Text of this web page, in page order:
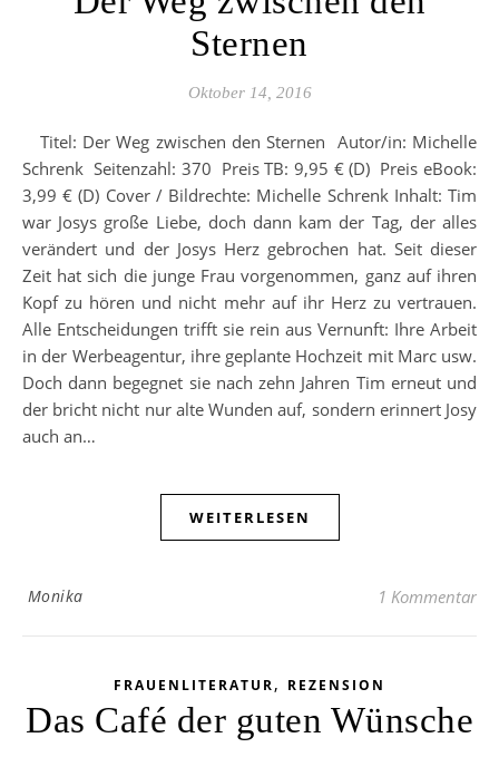
Sternen
Oktober 14, 2016
Titel: Der Weg zwischen den Sternen Autor/in: Michelle
Schrenk Seitenzahl: 370 Preis TB: 9,95 € (D) Preis eBook:
3,99 € (D) Cover / Bildrechte: Michelle Schrenk Inhalt: Tim
war Josys große Liebe, doch dann kam der Tag, der alles
verändert und der Josys Herz gebrochen hat. Seit dieser
Zeit hat sich die junge Frau vorgenommen, ganz auf ihren
Kopf zu hören und nicht mehr auf ihr Herz zu vertrauen.
Alle Entscheidungen trifft sie rein aus Vernunft: Ihre Arbeit
in der Werbeagentur, ihre geplante Hochzeit mit Marc usw.
Doch dann begegnet sie nach zehn Jahren Tim erneut und
der bricht nicht nur alte Wunden auf, sondern erinnert Josy
auch an…
WEITERLESEN
Monika 1 Kommentar
FRAUENLITERATUR, REZENSION
Das Café der guten Wünsche